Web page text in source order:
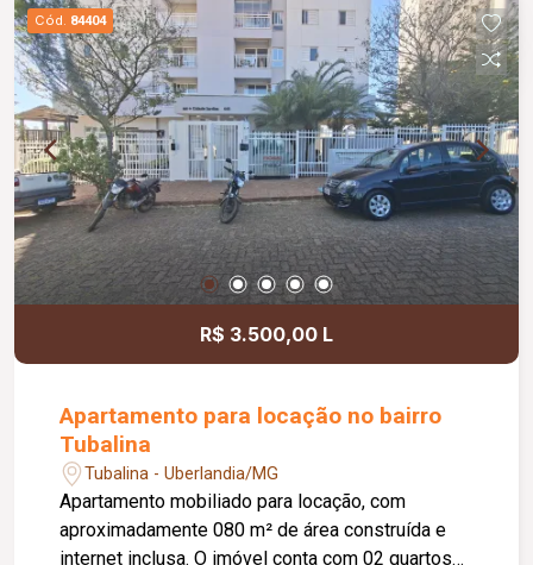
Cód. 84404
R$ 3.500,00 L
Apartamento para locação no bairro
Tubalina
Tubalina - Uberlandia/MG
Apartamento mobiliado para locação, com
aproximadamente 080 m² de área construída e
internet inclusa. O imóvel conta com 02 quartos